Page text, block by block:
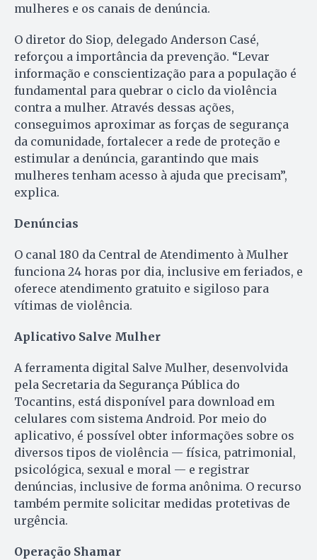
mulheres e os canais de denúncia.
O diretor do Siop, delegado Anderson Casé,
reforçou a importância da prevenção. “Levar
informação e conscientização para a população é
fundamental para quebrar o ciclo da violência
contra a mulher. Através dessas ações,
conseguimos aproximar as forças de segurança
da comunidade, fortalecer a rede de proteção e
estimular a denúncia, garantindo que mais
mulheres tenham acesso à ajuda que precisam”,
explica.
Denúncias
O canal 180 da Central de Atendimento à Mulher
funciona 24 horas por dia, inclusive em feriados, e
oferece atendimento gratuito e sigiloso para
vítimas de violência.
Aplicativo Salve Mulher
A ferramenta digital Salve Mulher, desenvolvida
pela Secretaria da Segurança Pública do
Tocantins, está disponível para download em
celulares com sistema Android. Por meio do
aplicativo, é possível obter informações sobre os
diversos tipos de violência — física, patrimonial,
psicológica, sexual e moral — e registrar
denúncias, inclusive de forma anônima. O recurso
também permite solicitar medidas protetivas de
urgência.
Operação Shamar